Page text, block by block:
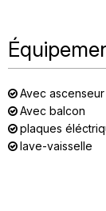
Avec ascenseur
Avec balcon
plaques
lave-vaisselle